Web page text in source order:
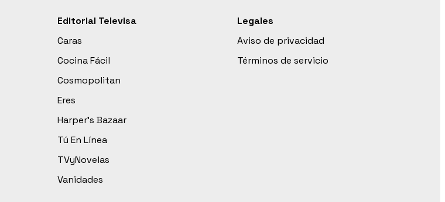
Editorial Televisa
Caras
Cocina Fácil
Cosmopolitan
Eres
Harper’s Bazaar
Tú En Línea
TVyNovelas
Vanidades
Legales
Aviso de privacidad
Términos de servicio